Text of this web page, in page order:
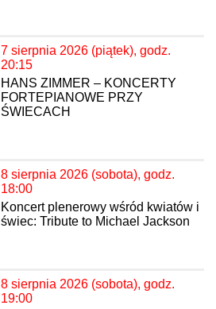
7 sierpnia 2026 (piątek), godz.
20:15
HANS ZIMMER – KONCERTY
FORTEPIANOWE PRZY
ŚWIECACH
8 sierpnia 2026 (sobota), godz.
18:00
Koncert plenerowy wśród kwiatów i
świec: Tribute to Michael Jackson
8 sierpnia 2026 (sobota), godz.
19:00